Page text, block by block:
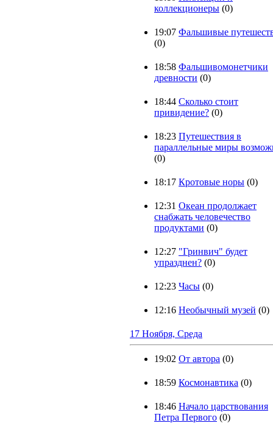
коллекционеры (0)
19:07 Фальшивые
(0)
18:58 Фальшивомонетчики
древности (0)
18:44 Сколько стоит
привидение? (0)
18:23 Путешествия в
параллельные миры
(0)
18:17 Кротовые норы (0)
12:31 Океан продолжает
снабжать человечество
продуктами (0)
12:27 "Гринвич" будет
упразднен? (0)
12:23 Часы (0)
12:16 Необычный музей (0)
17 Ноября, Среда
19:02 От автора (0)
18:59 Космонавтика (0)
18:46 Начало царствования
Петра Первого (0)